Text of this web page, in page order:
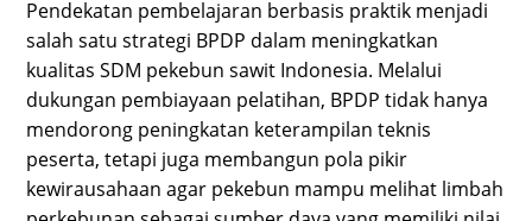
Pendekatan pembelajaran berbasis praktik menjadi
salah satu strategi BPDP dalam meningkatkan
kualitas SDM pekebun sawit Indonesia. Melalui
dukungan pembiayaan pelatihan, BPDP tidak hanya
mendorong peningkatan keterampilan teknis
peserta, tetapi juga membangun pola pikir
kewirausahaan agar pekebun mampu melihat limbah